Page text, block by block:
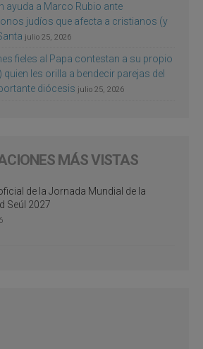
ayuda a Marco Rubio ante
judíos que afecta a cristianos (y
julio 25, 2026
fieles al Papa contestan a su propio
les orilla a bendecir parejas del
diócesis julio 25, 2026
MÁS VISTAS
de la Jornada Mundial de la
Seúl 2027